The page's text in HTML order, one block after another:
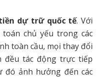
dự trữ quốc tế. Với
chủ yếu trong các
toàn cầu, mọi thay đổi
đều tác động trực tiếp
đó ảnh hưởng đến các